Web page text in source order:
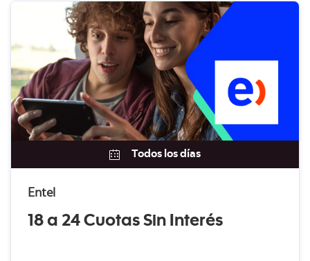
Todos los días
Entel
18 a 24 Cuotas Sin Interés